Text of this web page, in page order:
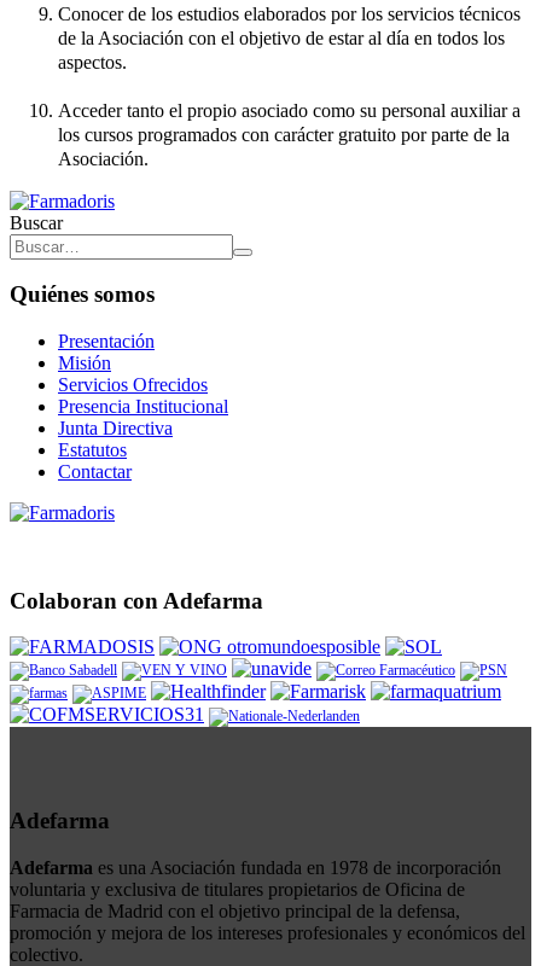
Conocer de los estudios elaborados por los servicios técnicos
de la Asociación con el objetivo de estar al día en todos los
aspectos.
Acceder tanto el propio asociado como su personal auxiliar a
los cursos programados con carácter gratuito por parte de la
Asociación.
Buscar
Quiénes somos
Presentación
Misión
Servicios Ofrecidos
Presencia Institucional
Junta Directiva
Estatutos
Contactar
Colaboran con Adefarma
Adefarma
Adefarma es una Asociación fundada en 1978 de incorporación
voluntaria y exclusiva de titulares propietarios de Oficina de
Farmacia de Madrid con el objetivo principal de la defensa,
promoción y mejora de los intereses profesionales y económicos del
colectivo.